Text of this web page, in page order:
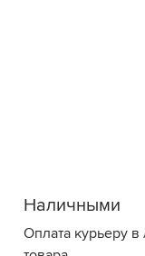
Наличными
Оплата курьеру